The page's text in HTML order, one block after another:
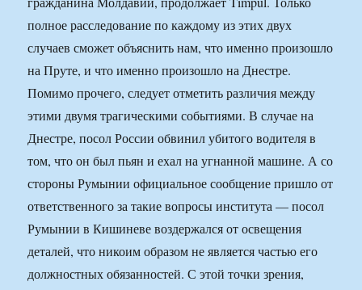
полное расследование по каждому из этих двух
случаев сможет объяснить нам, что именно произошло
на Пруте, и что именно произошло на Днестре.
Помимо прочего, следует отметить различия между
этими двумя трагическими событиями. В случае на
Днестре, посол России обвинил убитого водителя в
том, что он был пьян и ехал на угнанной машине. А со
стороны Румынии официальное сообщение пришло от
ответственного за такие вопросы института — посол
Румынии в Кишиневе воздержался от освещения
деталей, что никоим образом не является частью его
должностных обязанностей. С этой точки зрения,